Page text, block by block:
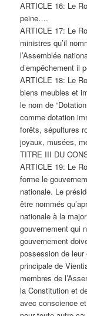
ARTICLE 16: Le
peine….
ARTICLE 17: Le
ministres qu’il
l’Assemblée
d’empêchement il
ARTICLE 18: Le
biens meubles et
le nom de
comme dotation
forêts, sépultures
joyaux, musées,
TITRE III DU
ARTICLE 19: Le
forme le
nationale. Le
être nommés
nationale à la
gouvernement qui
gouvernement
possession de
principale de
membres de
la Constitution et
avec conscience